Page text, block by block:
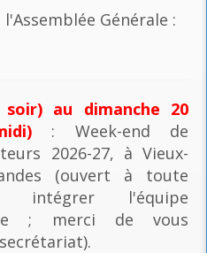
Générale :
au dimanche 20
: Week-end de
2026-27, à Vieux-
(ouvert à toute
intégrer l'équipe
; merci de vous